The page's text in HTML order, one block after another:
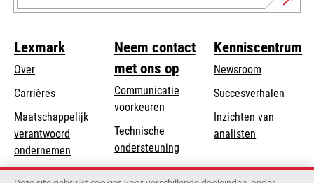
Lexmark
Over
Carrières
Maatschappelijk
verantwoord
ondernemen
in
Duurzaamheid
Neem contact
met ons op
Communicatie
voorkeuren
Technische
ondersteuningopens
in
Product registratie
Kenniscentrum
Newsroom
Succesverhalen
Inzichten van
analisten